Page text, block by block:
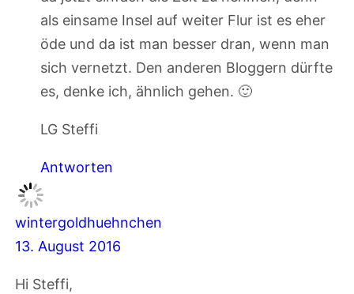
als einsame Insel auf weiter Flur ist es eher
öde und da ist man besser dran, wenn man
sich vernetzt. Den anderen Bloggern dürfte
es, denke ich, ähnlich gehen. 🙂
LG Steffi
Antworten
wintergoldhuehnchen
13. August 2016
Hi Steffi,